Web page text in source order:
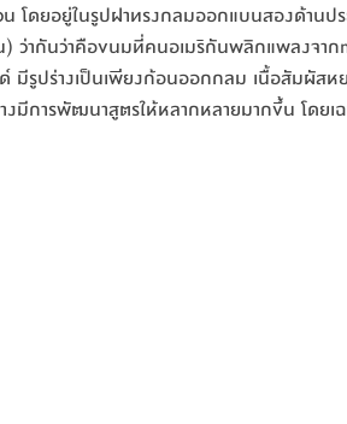
โดยอยู่ในรูปฝาทรงกลมออกแบนสองด้านป
ว่ากันว่าคือขนมที่คนอเมริกันพลิกแพลงจาก
มีรูปร่างเป็นเพียงก้อนออกกลม เนื้อสัมผัสห
การพัฒนาสูตรให้หลากหลายมากขึ้น โดยเ